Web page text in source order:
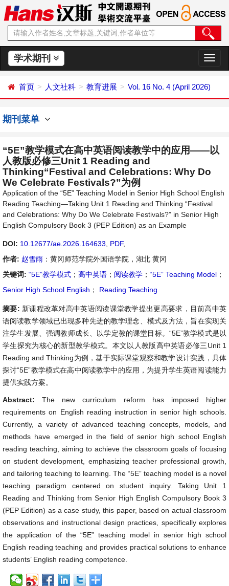
学术期刊
切
换
航
首页 人文社科 教育进展 Vol. 16 No. 4 (April 2026)
期刊菜单
“5E”教学模式在高中英语阅读教学中的应用——以
人教版必修三Unit 1 Reading and
Thinking“Festival and Celebrations: Why Do
We Celebrate Festivals?”为例
Application of the “5E” Teaching Model in Senior High School English
Reading Teaching—Taking Unit 1 Reading and Thinking “Festival
and Celebrations: Why Do We Celebrate Festivals?” in Senior High
English Compulsory Book 3 (PEP Edition) as an Example
DOI: 10.12677/ae.2026.164633 PDF,
作者: 赵雪雨 ：黄冈师范学院外国语学院，湖北 黄冈
关键词: “5E”教学模式 ； 高中英语 ； 阅读教学 ； “5E” Teaching Model ；
Senior High School English ； Reading Teaching
摘要: 新课程改革对高中英语阅读课堂教学提出更高要求，目前高中英
语阅读教学领域已出现多种先进的教学理念、模式及方法，旨在实现关
注学生发展、强调教师成长、以学定教的课堂目标。“5E”教学模式是以
学生探究为核心的新型教学模式。本文以人教版高中英语必修三Unit 1
Reading and Thinking为例，基于实际课堂观察和教学设计实践，具体
探讨“5E”教学模式在高中阅读教学中的应用，为提升学生英语阅读能力
提供实践方案。
Abstract:The new curriculum reform has imposed higher
requirements on English reading instruction in senior high schools.
Currently, a variety of advanced teaching concepts, models, and
methods have emerged in the field of senior high school English
reading teaching, aiming to achieve the classroom goals of focusing
on student development, emphasizing teacher professional growth,
and tailoring teaching to learning. The “5E” teaching model is a novel
teaching paradigm centered on student inquiry. Taking Unit 1
Reading and Thinking from Senior High English Compulsory Book 3
(PEP Edition) as a case study, this paper, based on actual classroom
observations and instructional design practices, specifically explores
the application of the “5E” teaching model in senior high school
English reading teaching and provides practical solutions to enhance
students’ English reading competence.